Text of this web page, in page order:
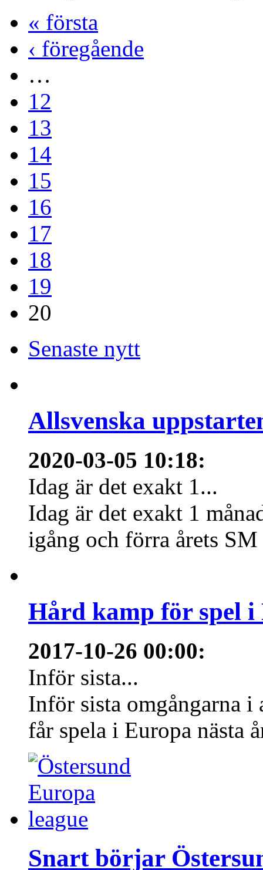
« första
‹ föregående
…
12
13
14
15
16
17
18
19
20
Senaste nytt
Allsvenska
2020-03-05 10:18:
Idag är det exakt 1...
Idag är det exakt 1
igång och förra årets
Hård kamp för spel i
2017-10-26 00:00:
Inför sista...
Inför sista omgångarna
får spela i Europa nästa
Snart börjar